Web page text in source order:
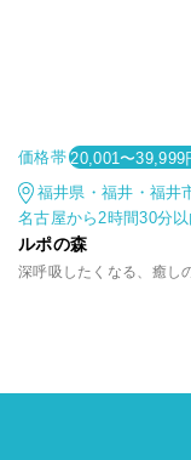
価格帯 20,001〜39,999
福井県・福井・福井
名古屋から2時間30分以
ルポの森
深呼吸したくなる、癒し